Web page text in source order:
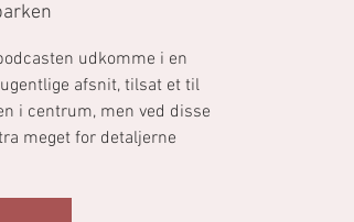
udkomme i en
afsnit, tilsat et til
i centrum, men ved disse
meget for detaljerne